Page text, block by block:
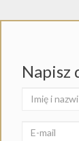
Napisz